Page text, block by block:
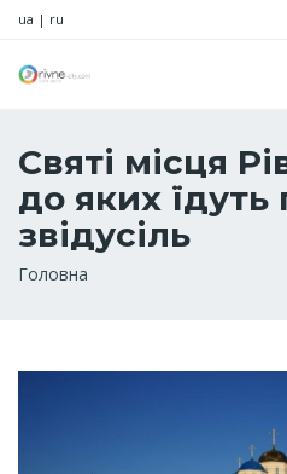
ua | ru
Святі місця
до яких
звідусіль
Рядок
Головна